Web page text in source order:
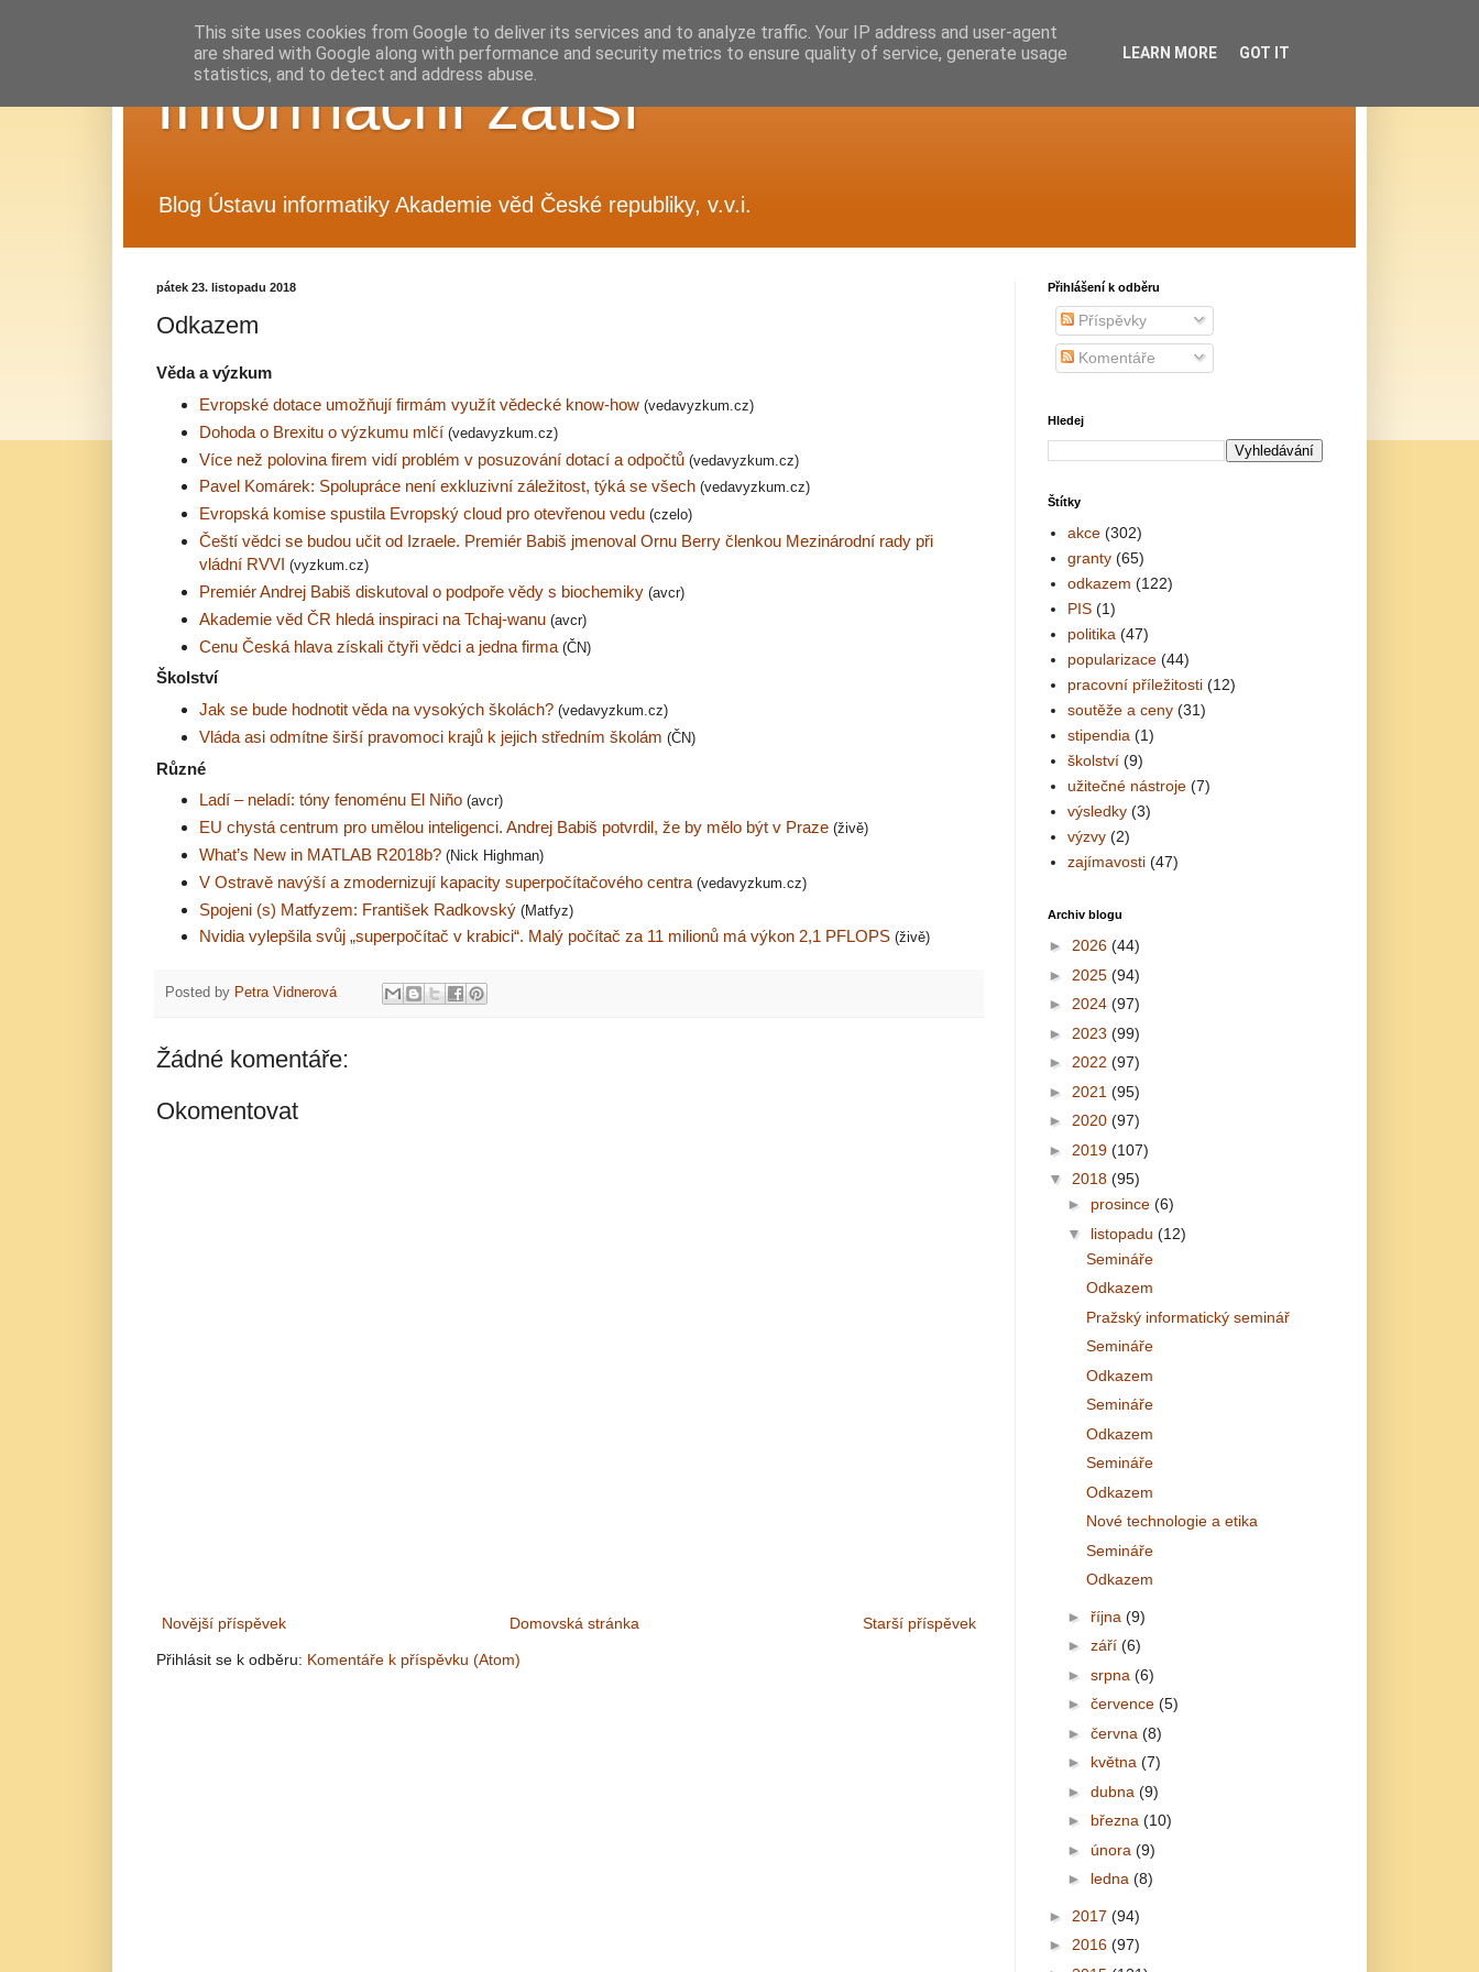
Informační zátiší
Blog Ústavu informatiky Akademie věd České republiky, v.v.i.
pátek 23. listopadu 2018
Odkazem
Věda a výzkum
Evropské dotace umožňují firmám využít vědecké know-how (vedavyzkum.cz)
Dohoda o Brexitu o výzkumu mlčí (vedavyzkum.cz)
Více než polovina firem vidí problém v posuzování dotací a odpočtů (vedavyzkum.cz)
Pavel Komárek: Spolupráce není exkluzivní záležitost, týká se všech (vedavyzkum.cz)
Evropská komise spustila Evropský cloud pro otevřenou vedu (czelo)
Čeští vědci se budou učit od Izraele. Premiér Babiš jmenoval Ornu Berry členkou Mezinárodní rady při
vládní RVVI (vyzkum.cz)
Premiér Andrej Babiš diskutoval o podpoře vědy s biochemiky (avcr)
Akademie věd ČR hledá inspiraci na Tchaj-wanu (avcr)
Cenu Česká hlava získali čtyři vědci a jedna firma (ČN)
Školství
Jak se bude hodnotit věda na vysokých školách? (vedavyzkum.cz)
Vláda asi odmítne širší pravomoci krajů k jejich středním školám (ČN)
Různé
Ladí – neladí: tóny fenoménu El Niño (avcr)
EU chystá centrum pro umělou inteligenci. Andrej Babiš potvrdil, že by mělo být v Praze (živě)
What’s New in MATLAB R2018b? (Nick Highman)
V Ostravě navýší a zmodernizují kapacity superpočítačového centra (vedavyzkum.cz)
Spojeni (s) Matfyzem: František Radkovský (Matfyz)
Nvidia vylepšila svůj „superpočítač v krabici“. Malý počítač za 11 milionů má výkon 2,1 PFLOPS (živě)
Posted by Petra Vidnerová
Žádné komentáře:
Okomentovat
Novější příspěvek Starší příspěvek
Domovská stránka
Přihlásit se k odběru: Komentáře k příspěvku (Atom)
Přihlášení k odběru
Příspěvky
Komentáře
Hledej
Štítky
akce (302)
granty (65)
odkazem (122)
PIS (1)
politika (47)
popularizace (44)
pracovní příležitosti (12)
soutěže a ceny (31)
stipendia (1)
školství (9)
užitečné nástroje (7)
výsledky (3)
výzvy (2)
zajímavosti (47)
Archiv blogu
► 2026 (44)
► 2025 (94)
► 2024 (97)
► 2023 (99)
► 2022 (97)
► 2021 (95)
► 2020 (97)
► 2019 (107)
▼ 2018 (95)
► prosince (6)
▼ listopadu (12)
Semináře
Odkazem
Pražský informatický seminář
Semináře
Odkazem
Semináře
Odkazem
Semináře
Odkazem
Nové technologie a etika
Semináře
Odkazem
► října (9)
► září (6)
► srpna (6)
► července (5)
► června (8)
► května (7)
► dubna (9)
► března (10)
► února (9)
► ledna (8)
► 2017 (94)
► 2016 (97)
This site uses cookies from Google to deliver its services and to analyze traffic. Your IP address and user-agent
are shared with Google along with performance and security metrics to ensure quality of service, generate usage
statistics, and to detect and address abuse.
LEARN MORE GOT IT